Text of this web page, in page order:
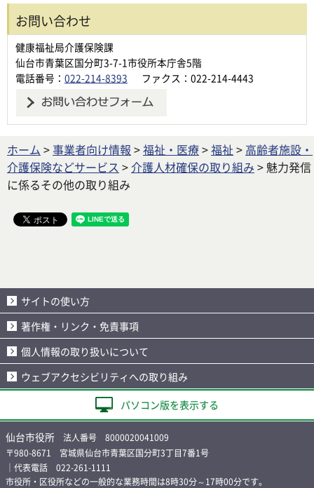
お問い合わせ
健康福祉局介護保険課
仙台市青葉区国分町3-7-1市役所本庁舎5階
電話番号： 022-214-8393 ファクス：022-214-4443
ホーム >事業者向け情報 >福祉・医療>福祉 > 高齢者施設・
介護保険などサービス > 介護人材確保の取り組み > 魅力発信
に係るその他の取り組み
サイトの使い方
著作権・リンク・免責事項
個人情報の取り扱いについて
ウェブアクセシビリティへの取り組み
パソコン版を表示する
仙台市役所 法人番号 8000020041009
〒980-8671 宮城県仙台市青葉区国分町3丁目7番1号
｜代表電話 022-261-1111
市役所・区役所などの一般的な業務時間は8時30分～17時00分です。